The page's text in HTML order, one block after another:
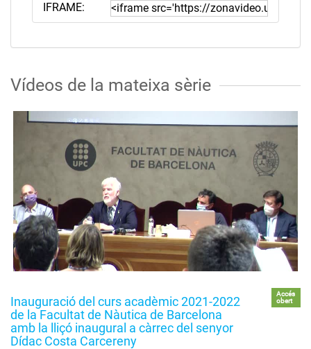
IFRAME:
Vídeos de la mateixa sèrie
Inauguració del curs acadèmic 2021-2022
de la Facultat de Nàutica de Barcelona
amb la lliçó inaugural a càrrec del senyor
Dídac Costa Carcereny
Accés
obert